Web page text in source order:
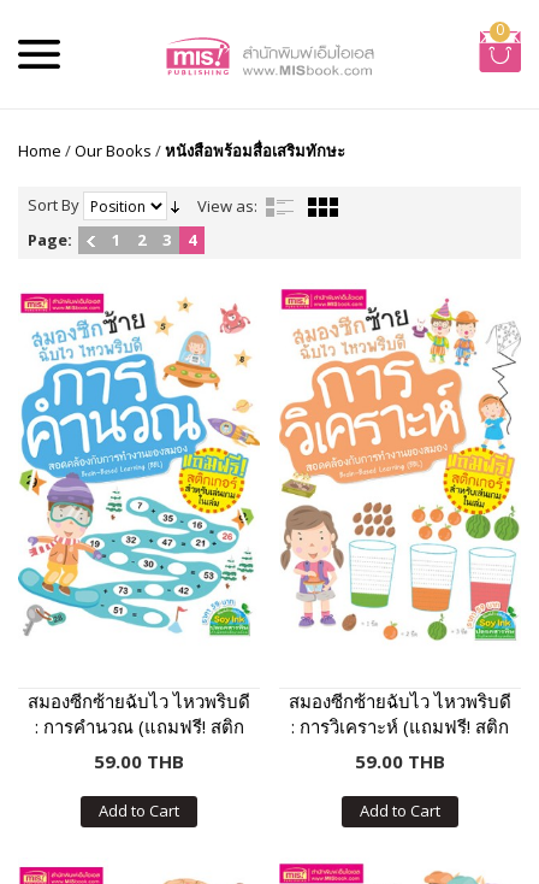
0
Home /Our Books /หนังสือพร้อมสื่อเสริมทักษะ
Sort By
View as:
Page:
1 2 3 4
สมองซีกซ้ายฉับไว ไหวพริบดี
: การคำนวณ (แถมฟรี! สติก
เกอร์)
59.00 THB
Add to Cart
สมองซีกซ้ายฉับไว ไหวพริบดี
: การวิเคราะห์ (แถมฟรี! สติก
เกอร์)
59.00 THB
Add to Cart